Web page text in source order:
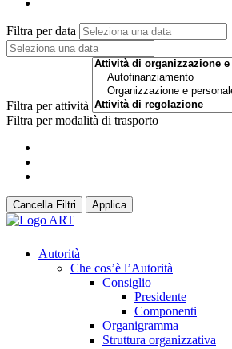
Filtra per data
Filtra per attività
Filtra per modalità di trasporto
Cancella Filtri Applica
Autorità
Che cos’è l’Autorità
Consiglio
Presidente
Componenti
Organigramma
Struttura organizzativa